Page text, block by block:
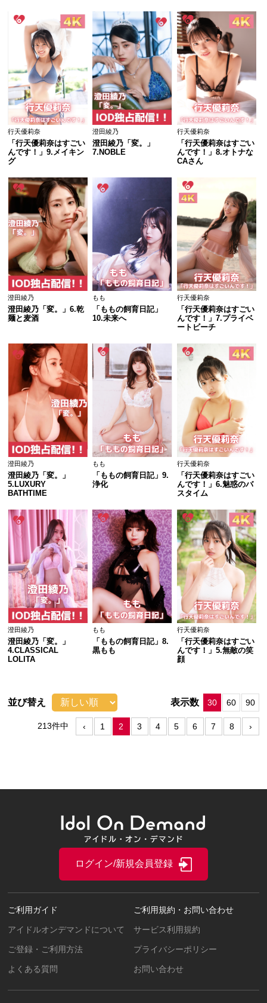
行天優莉奈
「行天優莉奈はすごい
んです！」9.メイキン
グ
澄田綾乃
澄田綾乃「変。」
7.NOBLE
行天優莉奈
「行天優莉奈はすごい
んです！」8.オトナな
CAさん
澄田綾乃
澄田綾乃「変。」6.乾
麺と麦酒
もも
「ももの飼育日記」
10.未来へ
行天優莉奈
「行天優莉奈はすごい
んです！」7.プライベ
ートビーチ
澄田綾乃
澄田綾乃「変。」
5.LUXURY
BATHTIME
もも
「ももの飼育日記」9.
浄化
行天優莉奈
「行天優莉奈はすごい
んです！」6.魅惑のバ
スタイム
澄田綾乃
澄田綾乃「変。」
4.CLASSICAL
LOLITA
もも
「ももの飼育日記」8.
黒もも
行天優莉奈
「行天優莉奈はすごい
んです！」5.無敵の笑
顔
並び替え 表示数 30 60 90
213件中 ‹ 1 2 3 4 5 6 7 8 ›
ご利用ガイド
アイドルオンデマンドについて
ご登録・ご利用方法
よくある質問
ご利用規約・お問い合わせ
サービス利用規約
プライバシーポリシー
お問い合わせ
ログイン/新規会員登録